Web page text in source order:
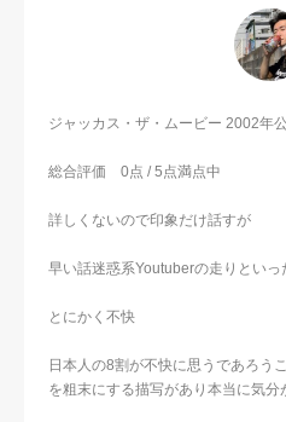
ジャッカス・ザ・ムービー 2002年
総合評価 0点 / 5点満点中
詳しくないので印象だけ話すが
早い話迷惑系Youtuberの走りといっ
とにかく不快
日本人の8割が不快に思うであろう
を粗末にする描写があり本当に気分